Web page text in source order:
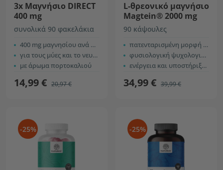
3x Μαγνήσιο DIRECT
400 mg
συνολικά 90 φακελάκια
400 mg μαγνησίου ανά φακελάκι
για τους μύες και το νευρικό σύστημα
με άρωμα πορτοκαλιού
14,99 € 20,97 €
L-θρεονικό μαγνήσιο
Magtein® 2000 mg
90 κάψουλες
πατενταρισμένη μορφή μαγνησίου
φυσιολογική ψυχολογική λειτουργία
ενέργεια και υποστήριξη του νευρικού συστήματος
34,99 € 39,99 €
-25% -25%